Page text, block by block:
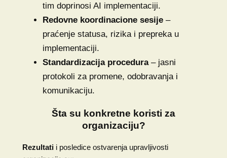
tim doprinosi AI implementaciji.
Redovne koordinacione sesije–
praćenje statusa, rizika i prepreka u
implementaciji.
Standardizacija procedura– jasni
protokoli za promene, odobravanja i
komunikaciju.
Šta su konkretne koristi za
organizaciju?
Rezultatii posledice ostvarenja upravljivosti